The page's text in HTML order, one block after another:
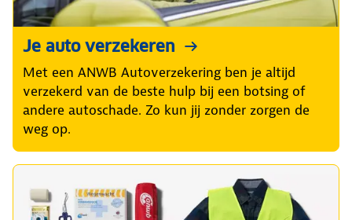
Je auto verzekeren
Met een ANWB Autoverzekering ben je altijd
verzekerd van de beste hulp bij een botsing of
andere autoschade. Zo kun jij zonder zorgen de
weg op.